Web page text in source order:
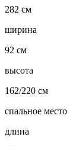
282 см
ширина
92 см
высота
162/220 см
спальное место
длина